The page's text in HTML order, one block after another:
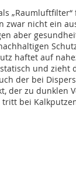
zwar nicht ein
aber
haftet auf
und zieht
der bei
der zu dunklen
bei